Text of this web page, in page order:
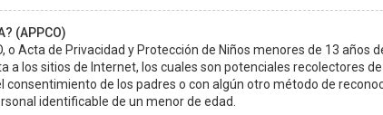
(APPCO)
o Acta de Privacidad y Protección de Niños menores de 13 años
a los sitios de Internet, los cuales son potenciales recolectores
consentimiento de los padres o con algún otro método de
identificable de un menor de edad.